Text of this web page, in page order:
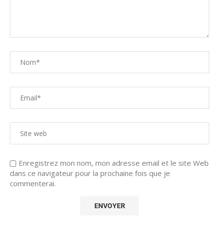
Enregistrez mon nom, mon adresse email et le site Web
dans ce navigateur pour la prochaine fois que je
commenterai.